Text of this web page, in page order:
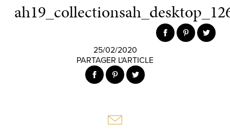
25/02/2020
PARTAGER L'ARTICLE